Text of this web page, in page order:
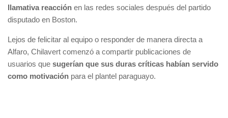
llamativa reacción en las redes sociales después del partido
disputado en Boston.
Lejos de felicitar al equipo o responder de manera directa a
Alfaro, Chilavert comenzó a compartir publicaciones de
usuarios que sugerían que sus duras críticas habían servido
como motivación para el plantel paraguayo.